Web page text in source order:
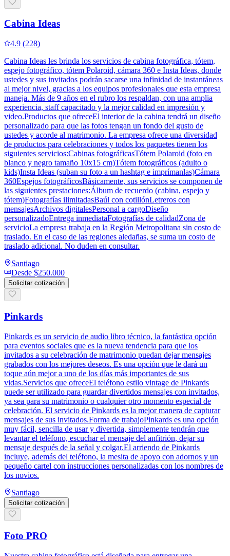
Cabina Ideas
4.9 (228)
Cabina Ideas les brinda los servicios de cabina fotográfica, tótem,
espejo fotográfico, tótem Polaroid, cámara 360 e Insta Ideas, donde
ustedes y sus invitados podrán sacarse una infinidad de instantáneas
al mejor nivel, gracias a los equipos profesionales que esta empresa
maneja. Más de 9 años en el rubro los respaldan, con una amplia
experiencia, staff capacitado y la mejor calidad en impresión y
video.Productos que ofreceEl interior de la cabina tendrá un diseño
personalizado para que las fotos tengan un fondo del gusto de
ustedes y acorde al matrimonio. La empresa ofrece una diversidad
de productos para celebraciones y todos los paquetes tienen los
siguientes servicios:Cabinas fotográficasTótem Polaroid (foto en
blanco y negro tamaño 10x15 cm)Tótem fotográficos (adulto o
kids)Insta Ideas (suban su foto a un hashtag e imprímanlas)Cámara
360Espejos fotográficosBásicamente, sus servicios se componen de
las siguientes prestaciones:Álbum de recuerdo (cabina, espejo y
tótem)Fotografías ilimitadasBaúl con cotillónLetreros con
mensajesArchivos digitalesPersonal a cargoDiseño
personalizadoEntrega inmediataFotografías de calidadZona de
servicioLa empresa trabaja en la Región Metropolitana sin costo de
traslado. En el caso de las regiones aledañas, se suma un costo de
traslado adicional. No duden en consultar.
Santiago
Desde $250.000
Solicitar cotización
Pinkards
Pinkards es un servicio de audio libro técnico, la fantástica opción
para eventos sociales que es la nueva tendencia para que los
invitados a su celebración de matrimonio puedan dejar mensajes
grabados con los mejores deseos. Es una opción que le dará un
toque aún mejor a uno de los días más importantes de sus
vidas.Servicios que ofreceEl teléfono estilo vintage de Pinkards
puede ser utilizado para guardar divertidos mensajes con invitados,
ya sea para su matrimonio o cualquier otro momento especial de
celebración. El servicio de Pinkards es la mejor manera de capturar
mensajes de sus invitados.Forma de trabajoPinkards es una opción
muy fácil, sencilla de usar y divertida, simplemente tendrán que
levantar el teléfono, escuchar el mensaje del anfitrión, dejar su
mensaje después de la señal y colgar.El arriendo de Pinkards
incluye, además del teléfono, la mesita de apoyo con adornos y un
pequeño cartel con instrucciones personalizadas con los nombres de
los novios.
Santiago
Solicitar cotización
Foto PRO